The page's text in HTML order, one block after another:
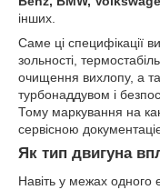
інших.
Саме ці специфікації
зольності,
очищення вихлопу, а
турбонаддувом і
Тому маркування на
сервісною
Як тип двигуна
Навіть у межах одного